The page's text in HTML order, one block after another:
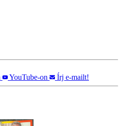
YouTube-on Írj e-mailt!